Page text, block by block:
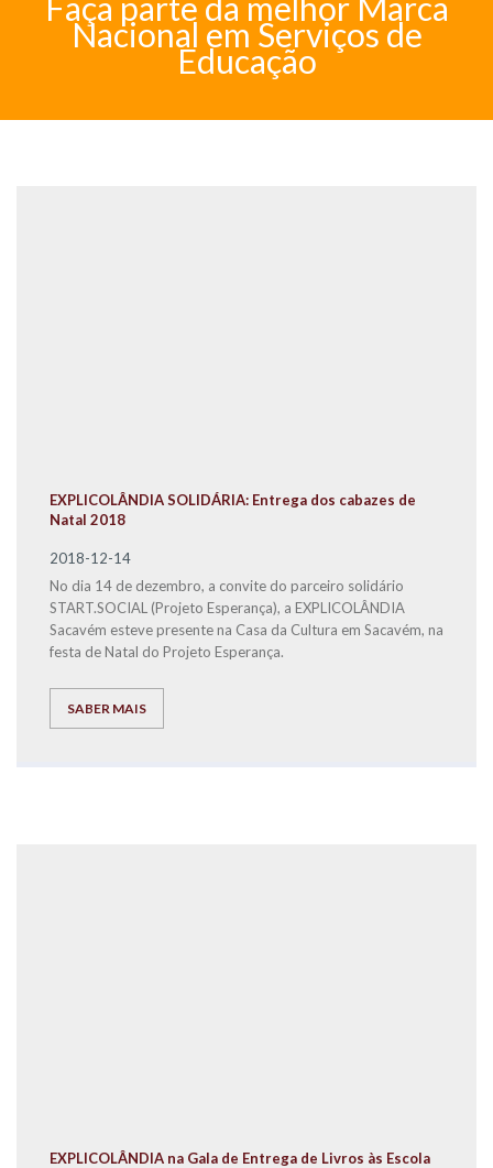
Nacional em Serviços de
Educação
EXPLICOLÂNDIA SOLIDÁRIA: Entrega dos cabazes de
Natal 2018
2018-12-14
No dia 14 de dezembro, a convite do parceiro solidário
START.SOCIAL (Projeto Esperança), a EXPLICOLÂNDIA
Sacavém esteve presente na Casa da Cultura em Sacavém, na
festa de Natal do Projeto Esperança.
SABER MAIS
EXPLICOLÂNDIA na Gala de Entrega de Livros às Escola